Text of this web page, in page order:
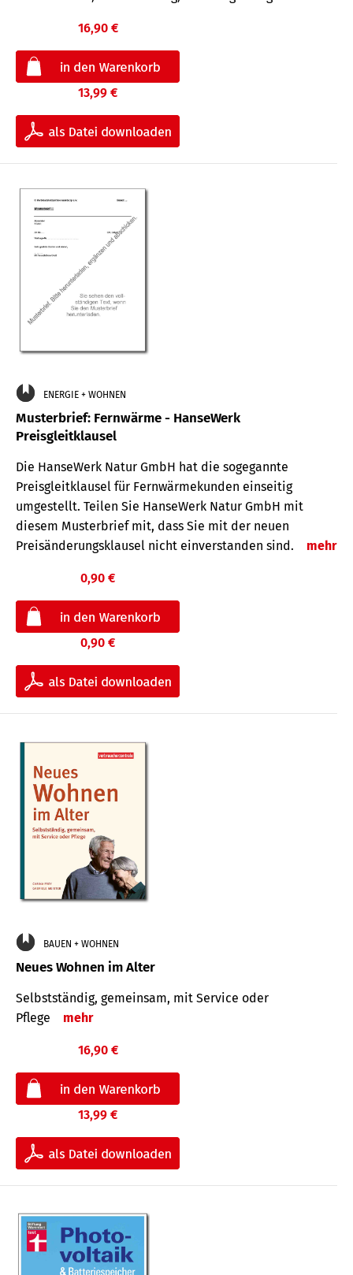
16,90 €
13,99 €
ENERGIE + WOHNEN
Musterbrief: Fernwärme - HanseWerk
Preisgleitklausel
Die HanseWerk Natur GmbH hat die sogegannte
Preisgleitklausel für Fernwärmekunden einseitig
umgestellt. Teilen Sie HanseWerk Natur GmbH mit
diesem Musterbrief mit, dass Sie mit der neuen
Preisänderungsklausel nicht einverstanden sind.
mehr
0,90 €
0,90 €
BAUEN + WOHNEN
Neues Wohnen im Alter
Selbstständig, gemeinsam, mit Service oder
Pflege
mehr
16,90 €
13,99 €